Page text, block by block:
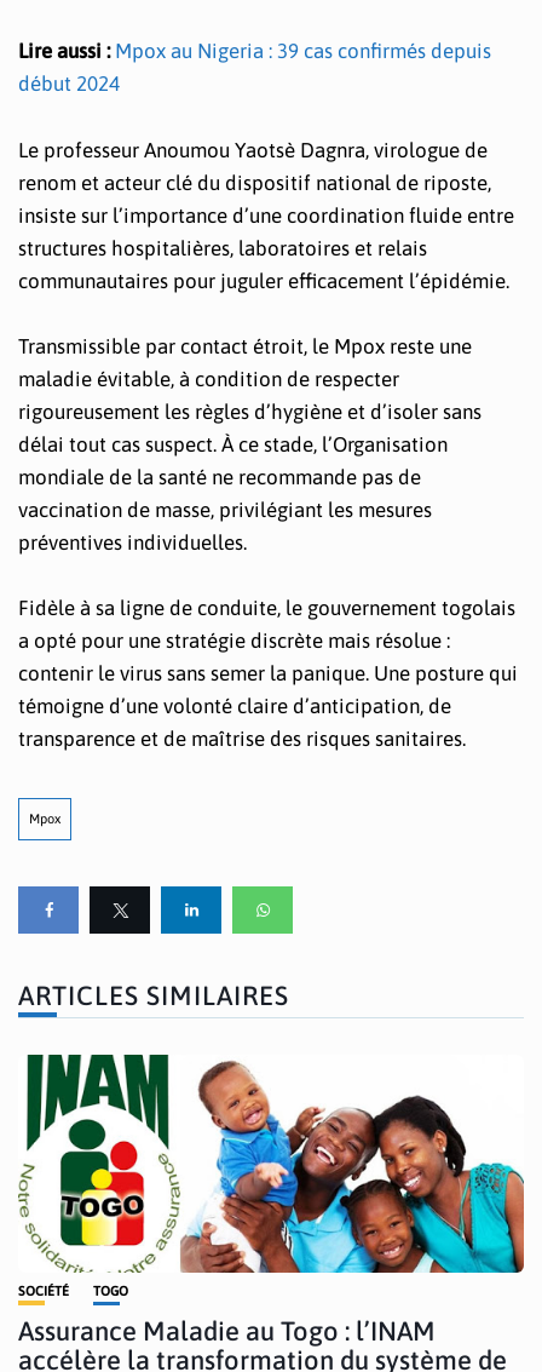
Lire aussi : Mpox au Nigeria : 39 cas confirmés depuis
début 2024
Le professeur Anoumou Yaotsè Dagnra, virologue de
renom et acteur clé du dispositif national de riposte,
insiste sur l’importance d’une coordination fluide entre
structures hospitalières, laboratoires et relais
communautaires pour juguler efficacement l’épidémie.
Transmissible par contact étroit, le Mpox reste une
maladie évitable, à condition de respecter
rigoureusement les règles d’hygiène et d’isoler sans
délai tout cas suspect. À ce stade, l’Organisation
mondiale de la santé ne recommande pas de
vaccination de masse, privilégiant les mesures
préventives individuelles.
Fidèle à sa ligne de conduite, le gouvernement togolais
a opté pour une stratégie discrète mais résolue :
contenir le virus sans semer la panique. Une posture qui
témoigne d’une volonté claire d’anticipation, de
transparence et de maîtrise des risques sanitaires.
Mpox
ARTICLES SIMILAIRES
SOCIÉTÉ TOGO
Assurance Maladie au Togo : l’INAM
accélère la transformation du système de